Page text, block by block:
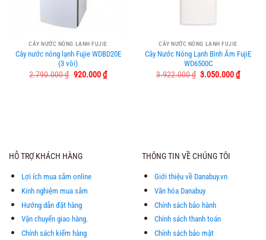
CÂY NƯỚC NÓNG LẠNH FUJIE
Cây nước nóng lạnh Fujie WDBD20E
(3 vòi)
2.790.000₫ Giá
920.000₫Giá
hiện
CÂY NƯỚC NÓNG LẠNH FUJIE
Cây Nước Nóng Lạnh Bình Âm FujiE
WD6500C
3.922.000₫ Giá
3.050.000₫Giá
hiện
HỖ TRỢ KHÁCH HÀNG
Lợi ích mua sắm online
Kinh nghiệm mua sắm
Hướng dẫn đặt hàng
Vận chuyển giao hàng.
Chính sách kiểm hàng
THÔNG TIN VỀ CHÚNG TÔI
Giới thiệu về Danabuy.vn
Văn hóa Danabuy
Chính sách bảo hành
Chính sách thanh toán
Chính sách bảo mật